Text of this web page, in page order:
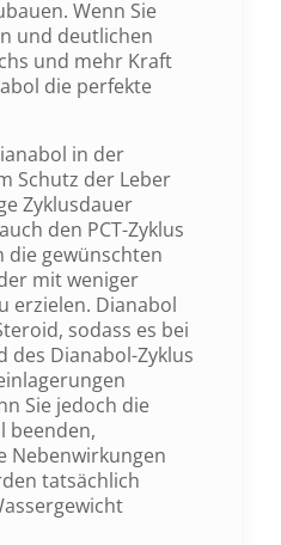
Wenn Sie
und deutlichen
und mehr Kraft
die perfekte
in der
Schutz der Leber
Zyklusdauer
den PCT-Zyklus
gewünschten
mit weniger
erzielen. Dianabol
sodass es bei
des Dianabol-Zyklus
Sie jedoch die
beenden,
Nebenwirkungen
tatsächlich